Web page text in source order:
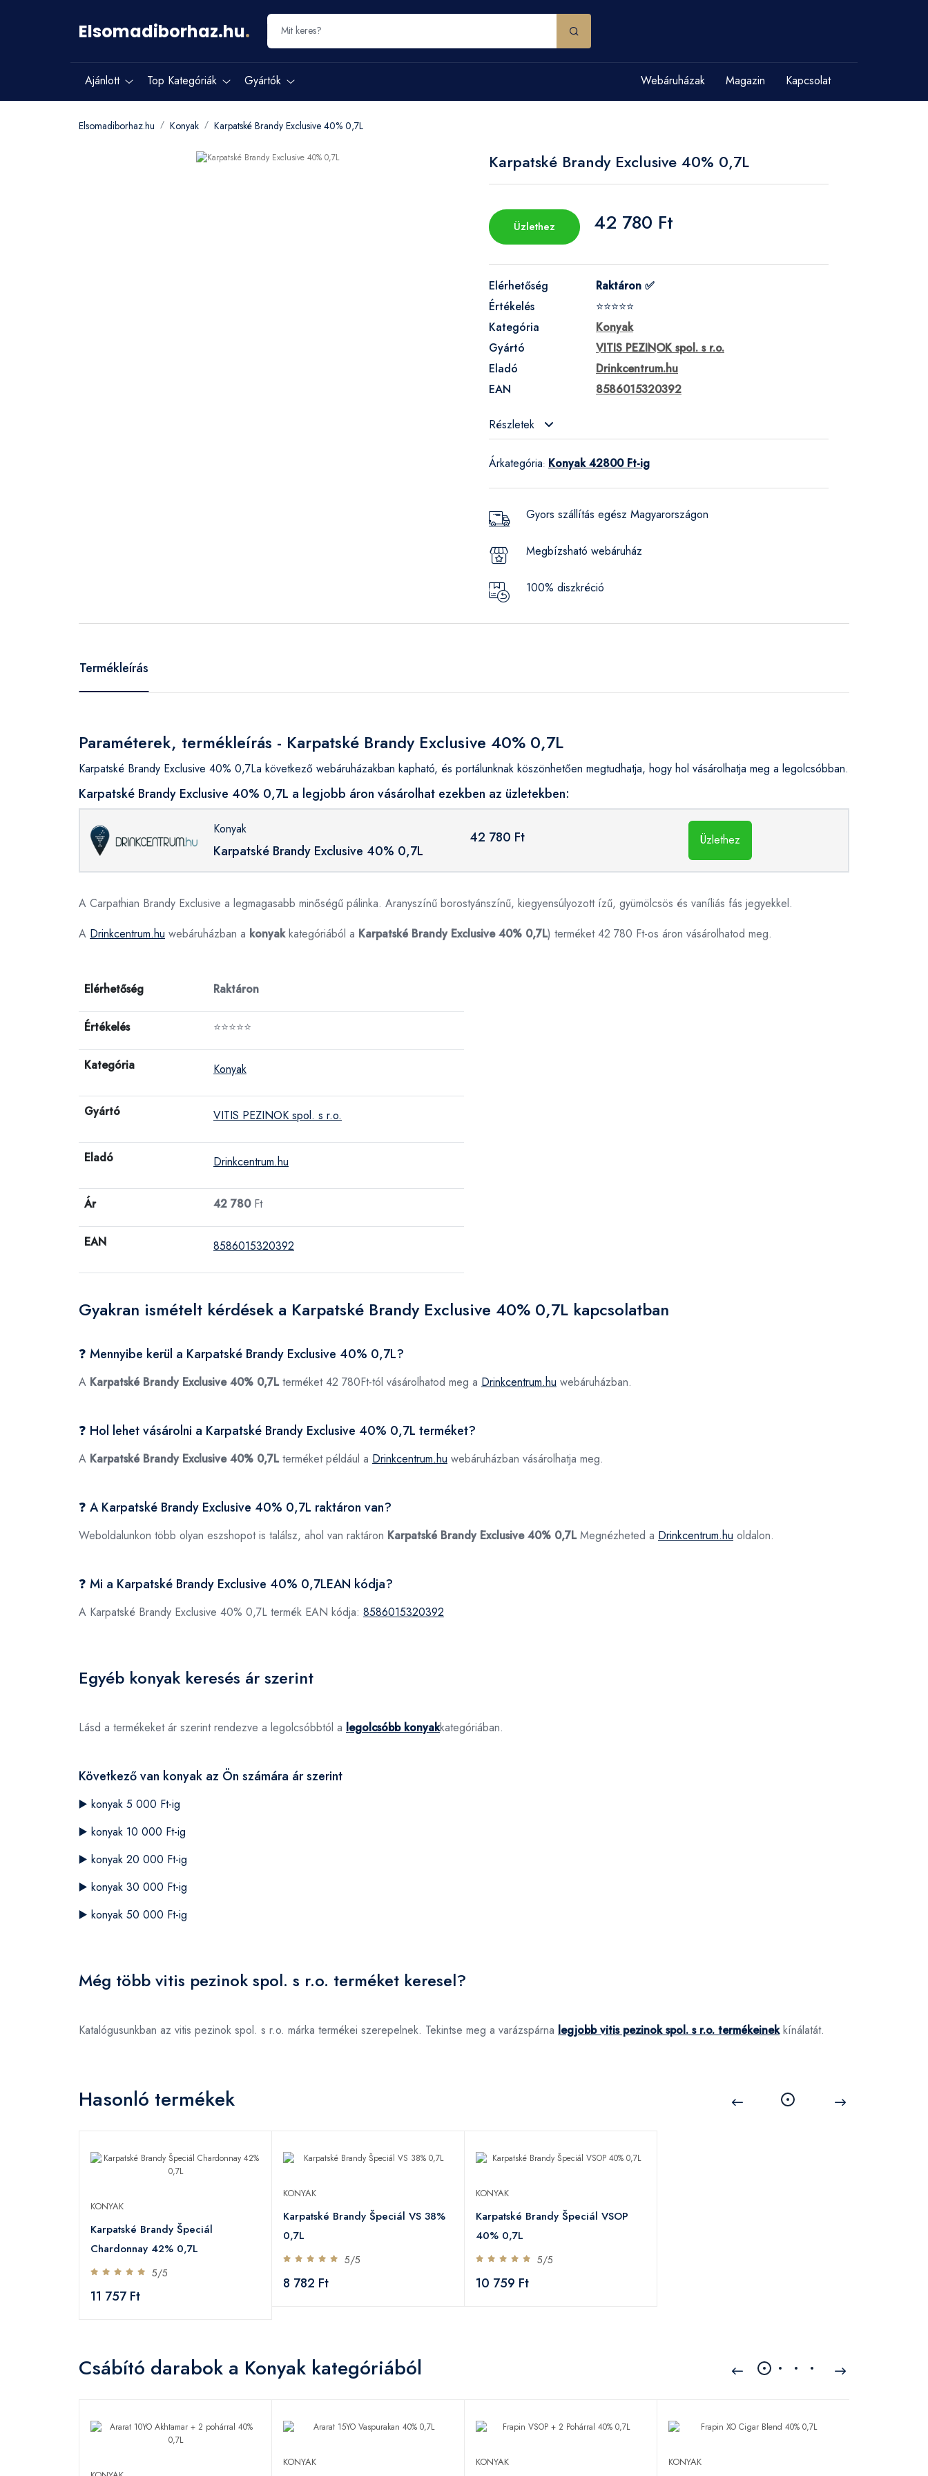
Elsomadiborhaz.hu.
Ajánlott Top Kategóriák Gyártók Webáruházak Magazin Kapcsolat
Elsomadiborhaz.hu Konyak Karpatské Brandy Exclusive 40% 0,7L
Karpatské Brandy Exclusive 40% 0,7L
Üzlethez 42 780 Ft
Elérhetőség
Raktáron ✅
Értékelés
⭐⭐⭐⭐⭐
Kategória
Konyak
Gyártó
VITIS PEZINOK spol. s r.o.
Eladó
Drinkcentrum.hu
EAN
8586015320392
Részletek
Árkategória: Konyak 42800 Ft-ig
Gyors szállítás egész Magyarországon
Megbízsható webáruház
100% diszkréció
Termékleírás
Paraméterek, termékleírás - Karpatské Brandy Exclusive 40% 0,7L
Karpatské Brandy Exclusive 40% 0,7La következő webáruházakban kapható, és portálunknak köszönhetően megtudhatja, hogy hol vásárolhatja meg a legolcsóbban.
Karpatské Brandy Exclusive 40% 0,7L a legjobb áron vásárolhat ezekben az üzletekben:
Konyak
Karpatské Brandy Exclusive 40% 0,7L
42 780 Ft Üzlethez
A Carpathian Brandy Exclusive a legmagasabb minőségű pálinka. Aranyszínű borostyánszínű, kiegyensúlyozott ízű, gyümölcsös és vaníliás fás jegyekkel.
A Drinkcentrum.hu webáruházban a konyakkategóriából a Karpatské Brandy Exclusive 40% 0,7L) terméket 42 780 Ft-os áron vásárolhatod meg.
Elérhetőség Raktáron
Értékelés ⭐⭐⭐⭐⭐
Kategória Konyak
Gyártó VITIS PEZINOK spol. s r.o.
Eladó Drinkcentrum.hu
Ár 42 780Ft
EAN 8586015320392
Gyakran ismételt kérdések a Karpatské Brandy Exclusive 40% 0,7L kapcsolatban
❓ Mennyibe kerül a Karpatské Brandy Exclusive 40% 0,7L?
A Karpatské Brandy Exclusive 40% 0,7Lterméket 42 780Ft-tól vásárolhatod meg a Drinkcentrum.hu webáruházban.
❓ Hol lehet vásárolni a Karpatské Brandy Exclusive 40% 0,7L terméket?
A Karpatské Brandy Exclusive 40% 0,7Lterméket például a Drinkcentrum.hu webáruházban vásárolhatja meg.
❓ A Karpatské Brandy Exclusive 40% 0,7L raktáron van?
Weboldalunkon több olyan eszshopot is találsz, ahol van raktáron Karpatské Brandy Exclusive 40% 0,7LMegnézheted a Drinkcentrum.hu oldalon.
❓ Mi a Karpatské Brandy Exclusive 40% 0,7LEAN kódja?
A Karpatské Brandy Exclusive 40% 0,7L termék EAN kódja: 8586015320392
Egyéb konyak keresés ár szerint
Lásd a termékeket ár szerint rendezve a legolcsóbbtól a legolcsóbb konyakkategóriában.
Következő van konyak az Ön számára ár szerint
▶️ konyak 5 000 Ft-ig
▶️ konyak 10 000 Ft-ig
▶️ konyak 20 000 Ft-ig
▶️ konyak 30 000 Ft-ig
▶️ konyak 50 000 Ft-ig
Még több vitis pezinok spol. s r.o. terméket keresel?
Katalógusunkban az vitis pezinok spol. s r.o. márka termékei szerepelnek. Tekintse meg a varázspárna legjobb vitis pezinok spol. s r.o. termékeinekkínálatát.
Hasonló termékek
KONYAK
Karpatské Brandy Špeciál
Chardonnay 42% 0,7L
5/5
11 757 Ft
KONYAK
Karpatské Brandy Špeciál VS 38%
0,7L
5/5
8 782 Ft
KONYAK
Karpatské Brandy Špeciál VSOP
40% 0,7L
5/5
10 759 Ft
Csábító darabok a Konyak kategóriából
KONYAK KONYAK KONYAK